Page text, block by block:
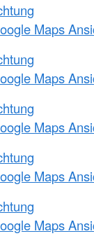
Maps
Maps
Maps
Maps
Maps